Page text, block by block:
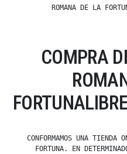
ROMANA DE LA
COMPRA
CONFORMAMOS UNA TIENDA
FORTUNA. EN